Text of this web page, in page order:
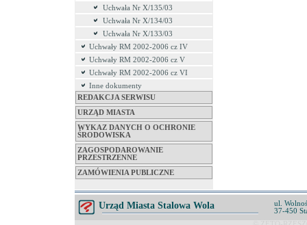
Uchwała Nr X/135/03
Uchwała Nr X/134/03
Uchwała Nr X/133/03
Uchwały RM 2002-2006 cz IV
Uchwały RM 2002-2006 cz V
Uchwały RM 2002-2006 cz VI
Inne dokumenty
REDAKCJA SERWISU
URZĄD MIASTA
WYKAZ DANYCH O OCHRONIE
ŚRODOWISKA
ZAGOSPODAROWANIE
PRZESTRZENNE
ZAMÓWIENIA PUBLICZNE
Urząd Miasta Stalowa Wola
ul.
37-450